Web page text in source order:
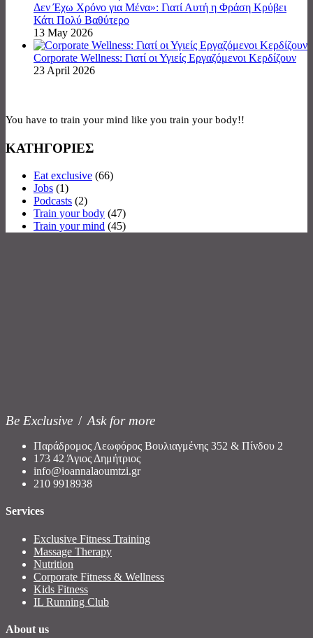
Δεν Έχω Χρόνο για Μένα»: Γιατί Αυτή η Φράση Κρύβει
Κάτι Πολύ Βαθύτερο
13 May 2026
Corporate Wellness: Γιατί οι Υγιείς Εργαζόμενοι Κερδίζουν
23 April 2026
You have to train your mind like you train your body!!
ΚΑΤΗΓΟΡΙΕΣ
Eat exclusive (66)
Jobs (1)
Podcasts (2)
Train your body (47)
Train your mind (45)
Be Exclusive / Ask for more
Παράδρομος Λεωφόρος Βουλιαγμένης 352 & Πίνδου 2
173 42 Άγιος Δημήτριος
info@ioannalaoumtzi.gr
210 9918938
Services
Exclusive Fitness Training
Massage Therapy
Nutrition
Corporate Fitness & Wellness
Kids Fitness
IL Running Club
About us